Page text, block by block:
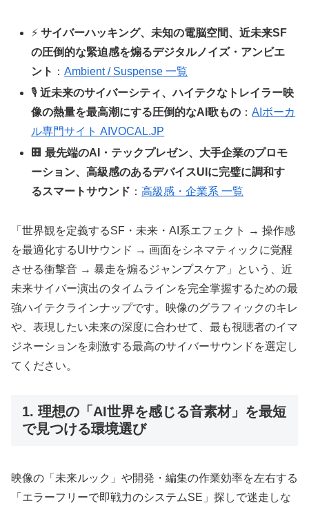
⚡サイバーハッキング、未知の電脳空間、近未来SF
の圧倒的な緊迫感を煽るデジタルノイズ・アンビエ
ント ：Ambient / Suspense 一覧
🎙️近未来のサイバーシティ、ハイテクなトレイラー映
像の熱量を最高潮にする圧倒的なAI歌もの ：AIボーカ
ル専門サイト AIVOCAL.JP
🏢最先端のAI・テックプレゼン、大手企業のプロモ
ーション、高級感のあるデバイスUIに完璧に調和す
るスマートサウンド ：高級感・企業系 一覧
「世界観を定義するSF・未来・AI系エフェクト → 操作感
を最適化するUIサウンド → 画面をシネマティックに覚醒
させる衝撃音 → 暴走を煽るジャンプスケア」という、近
未来サイバー演出のタイムラインを完全掌握するための最
強ハイテクラインナップです。映像のグラフィックのキレ
や、表現したい未来の深度に合わせて、最も視聴者のイマ
ジネーションを刺激する最高のサイバーサウンドを選定し
てください。
1. 理想の「AI世界を感じる音素材」を最短
で見つける環境選び
映像の「未来ルック」や開発・編集の作業効率を左右する
「エラーフリーで即戦力のシステムSE」探しで迷走しな